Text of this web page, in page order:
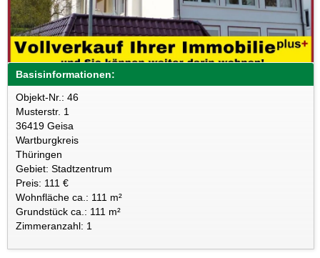
Basisinformationen:
Objekt-Nr.: 46
Musterstr. 1
36419 Geisa
Wartburgkreis
Thüringen
Gebiet: Stadtzentrum
Preis: 111 €
Wohnfläche ca.: 111 m²
Grundstück ca.: 111 m²
Zimmeranzahl: 1